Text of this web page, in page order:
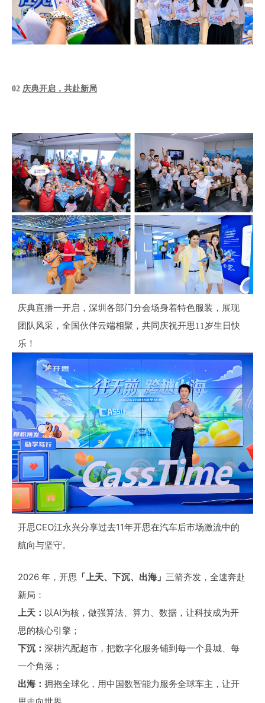
02 庆典开启，共赴新局
庆典直播一开启， 深圳各部门分会场身着特色服装，展现
团队风采，全国伙伴云端相聚，共同庆祝开思11岁生日快
乐！
开思CEO江永兴分享过去11年开思在汽车后市场激流中的
航向与坚守。
2026 年，开思 「上天、下沉、出海」 三箭齐发， 全速奔赴
新局：
上天： 以AI为核，做强算法、算力、数据，让科技成为开
思的核心引擎；
下沉： 深耕汽配超市，把数字化服务铺到每一个县城、每
一个角落；
出海： 拥抱全球化，用中国数智能力服务全球车主，让开